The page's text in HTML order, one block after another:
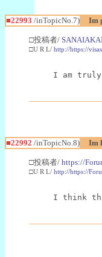
■22993 /inTopicNo.7) Im
□投稿者/
□U R L/ http://https://
I am
■22992 /inTopicNo.8) Im
□投稿者/ https://
□U R L/ http://https://
I think